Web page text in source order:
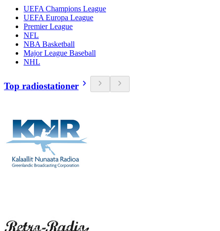
UEFA Champions League
UEFA Europa League
Premier League
NFL
NBA Basketball
Major League Baseball
NHL
Top radiostationer